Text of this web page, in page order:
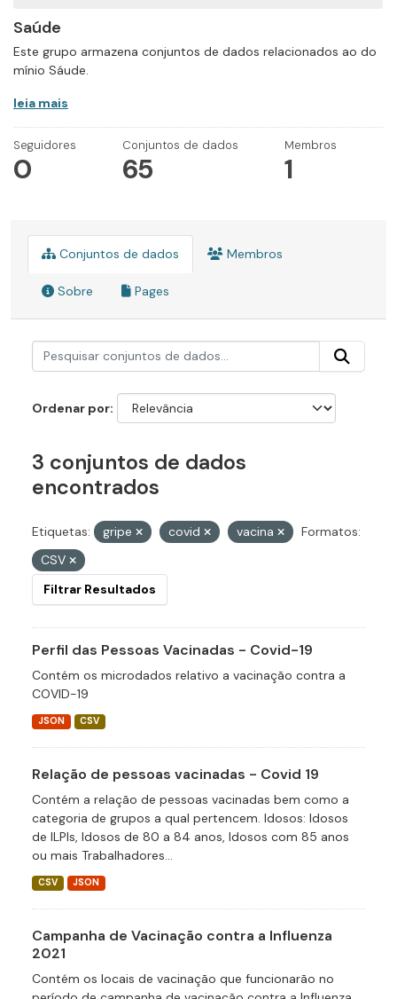
Saúde
Este grupo armazena conjuntos de dados relacionados ao do
mínio Sáude.
leia mais
Seguidores
0
Conjuntos de dados
65
Membros
1
Conjuntos de dados Membros
Sobre Pages
Ordenar por
3 conjuntos de dados
encontrados
Etiquetas: gripe covid vacina
Formatos:
CSV
Filtrar Resultados
Perfil das Pessoas Vacinadas - Covid-19
Contém os microdados relativo a vacinação contra a
COVID-19
JSON CSV
Relação de pessoas vacinadas - Covid 19
Contém a relação de pessoas vacinadas bem como a
categoria de grupos a qual pertencem. Idosos: Idosos
de ILPIs, Idosos de 80 a 84 anos, Idosos com 85 anos
ou mais Trabalhadores...
CSV JSON
Campanha de Vacinação contra a Influenza
2021
Contém os locais de vacinação que funcionarão no